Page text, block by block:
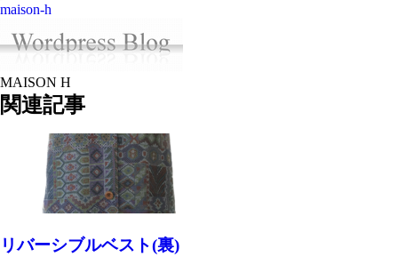
maison-h
MAISON H
関連記事
リバーシブルベスト(裏)